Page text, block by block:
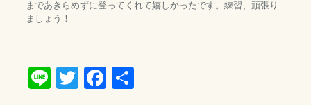
まであきらめずに登ってくれて嬉しかったです。練習、頑張り
ましょう！
LineTwitter
Facebook
共